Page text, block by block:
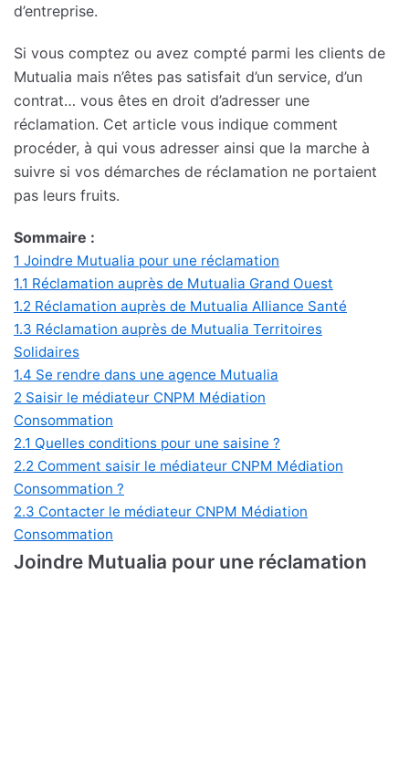
d’entreprise.
Si vous comptez ou avez compté parmi les clients de
Mutualia mais n’êtes pas satisfait d’un service, d’un
contrat… vous êtes en droit d’adresser une
réclamation. Cet article vous indique comment
procéder, à qui vous adresser ainsi que la marche à
suivre si vos démarches de réclamation ne portaient
pas leurs fruits.
Sommaire :
1 Joindre Mutualia pour une réclamation
1.1 Réclamation auprès de Mutualia Grand Ouest
1.2 Réclamation auprès de Mutualia Alliance Santé
1.3 Réclamation auprès de Mutualia Territoires
Solidaires
1.4 Se rendre dans une agence Mutualia
2 Saisir le médiateur CNPM Médiation
Consommation
2.1 Quelles conditions pour une saisine ?
2.2 Comment saisir le médiateur CNPM Médiation
Consommation ?
2.3 Contacter le médiateur CNPM Médiation
Consommation
Joindre Mutualia pour une réclamation